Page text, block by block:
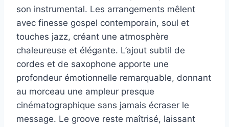
son instrumental. Les arrangements mêlent
avec finesse gospel contemporain, soul et
touches jazz, créant une atmosphère
chaleureuse et élégante. L’ajout subtil de
cordes et de saxophone apporte une
profondeur émotionnelle remarquable, donnant
au morceau une ampleur presque
cinématographique sans jamais écraser le
message. Le groove reste maîtrisé, laissant